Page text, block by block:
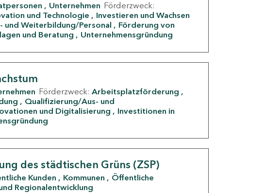
Unternehmen Förderzweck:
und Technologie
Investieren und Wachsen
und Weiterbildung/Personal
Förderung von
und Beratung Unternehmensgründung
Förderzweck: Arbeitsplatzförderung
Qualifizierung/Aus- und
und Digitalisierung
Investitionen in
des städtischen Grüns (ZSP)
Kunden Kommunen
Öffentliche
Regionalentwicklung